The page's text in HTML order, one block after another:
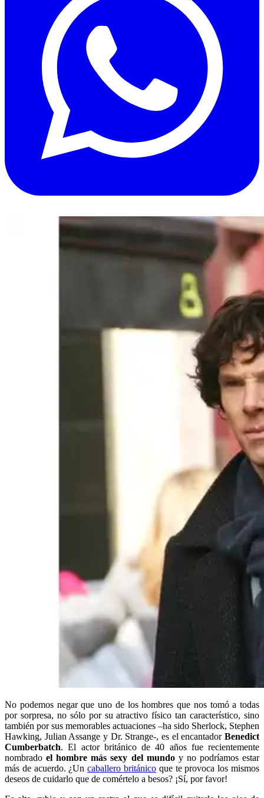
No podemos negar que uno de los hombres que nos tomó a todas
por sorpresa, no sólo por su atractivo físico tan característico, sino
también por sus memorables actuaciones –ha sido Sherlock, Stephen
Hawking, Julian Assange y Dr. Strange-, es el encantador Benedict
Cumberbatch. El actor británico de 40 años fue recientemente
nombradoel hombre más sexy del mundo y no podríamos estar
más de acuerdo. ¿Uncaballero británico que te provoca los mismos
deseos de cuidarlo que de comértelo a besos? ¡Sí, por favor!